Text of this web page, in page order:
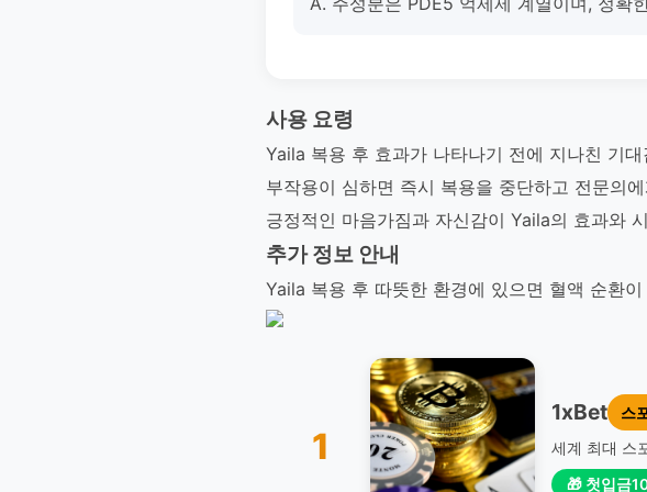
사용 요령
Yaila 복용 후 효과가 나타나기 전에 지나친 기
부작용이 심하면 즉시 복용을 중단하고 전문의
긍정적인 마음가짐과 자신감이 Yaila의 효과와
추가 정보 안내
Yaila 복용 후 따뜻한 환경에 있으면 혈액 순환
1
1xBet
스
세계 최대 스
🎁 첫입금